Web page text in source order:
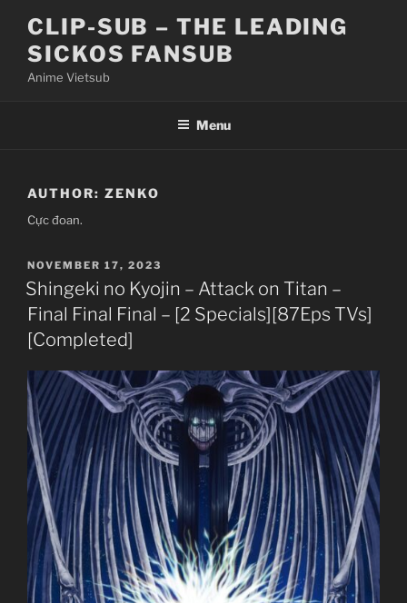
content
CLIP-SUB – THE LEADING
SICKOS FANSUB
Anime Vietsub
Menu
AUTHOR: ZENKO
Cực đoan.
POSTED
ON
NOVEMBER 17, 2023
Shingeki no Kyojin – Attack on Titan –
Final Final Final – [2 Specials][87Eps TVs]
[Completed]